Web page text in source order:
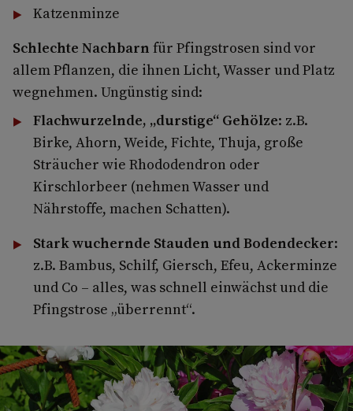
Katzenminze
Schlechte Nachbarn für Pfingstrosen sind vor
allem Pflanzen, die ihnen Licht, Wasser und Platz
wegnehmen. Ungünstig sind:
Flachwurzelnde, „durstige“ Gehölze: z.B.
Birke, Ahorn, Weide, Fichte, Thuja, große
Sträucher wie Rhododendron oder
Kirschlorbeer (nehmen Wasser und
Nährstoffe, machen Schatten).
Stark wuchernde Stauden und Bodendecker:
z.B. Bambus, Schilf, Giersch, Efeu, Ackerminze
und Co – alles, was schnell einwächst und die
Pfingstrose „überrennt“.